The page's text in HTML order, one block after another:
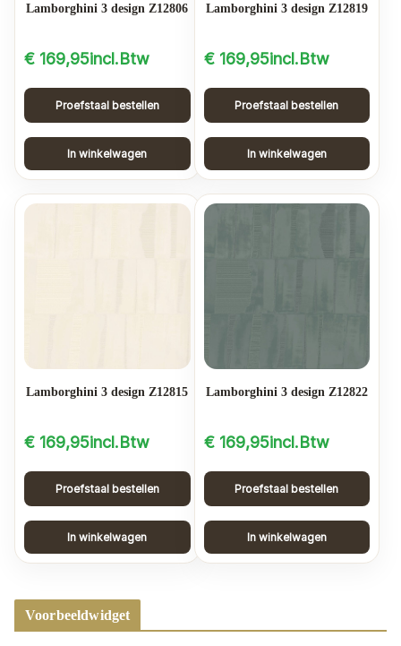
Lamborghini 3 design Z12806
€ 169,95incl.Btw
Proefstaal bestellen
In winkelwagen
Lamborghini 3 design Z12819
€169,95incl.Btw
Proefstaal bestellen
In winkelwagen
Lamborghini 3 design Z12815
€ 169,95incl.Btw
Proefstaal bestellen
In winkelwagen
Lamborghini 3 design Z12822
€169,95incl.Btw
Proefstaal bestellen
In winkelwagen
Voorbeeldwidget